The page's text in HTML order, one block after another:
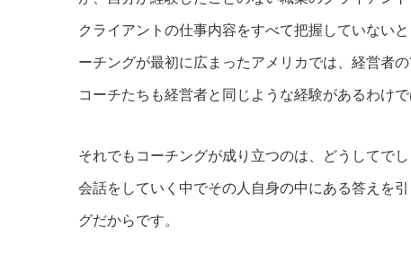
クライアントの仕事内容をすべて把握していない
ーチングが最初に広まったアメリカでは、経営者
コーチたちも経営者と同じような経験があるわけで
それでもコーチングが成り立つのは、どうしてで
会話をしていく中でその人自身の中にある答えを
グだからです。